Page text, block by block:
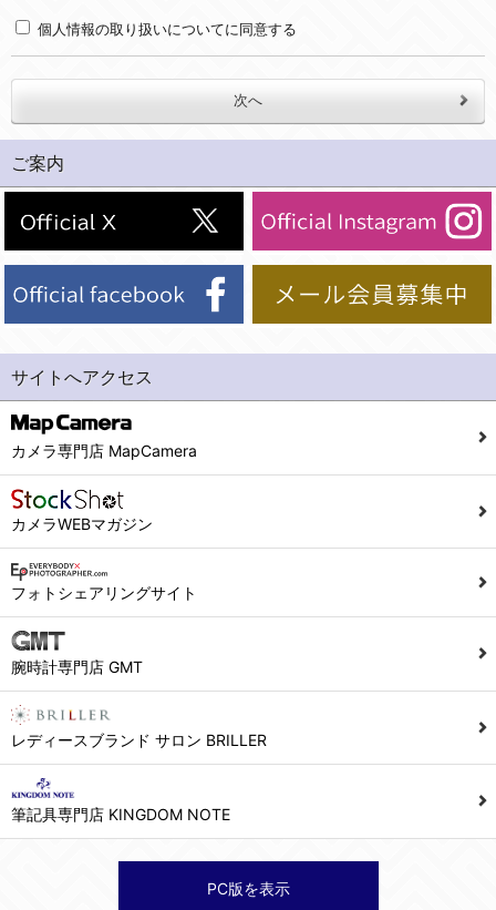
・お問合せへの対応のため
(2)法令等により開示を求められた場合。
(5)業務を円滑に進めるために、外部業者に個人データの一部又は全部の処理を委託する場合（ただし、委託する場合は委託した個人データの安全管理が図られるように、委託先に対する必要かつ適切な監督を行ないます）。
当社への個人情報の提供はお客様の任意ですが、必要な個人情報をご提供いただけない場合、当社のサービス等が利用できない場合がありますのでご了承下さい。
５．ご本人が容易に知覚できない方法による個人情報の取得
６．個人情報に関するお問合せ対応
(1)当社は、当社の保有する個人データに関し、ご本人から利用目的の通知，開示，内容の訂正，追加又は削除，利用の停止，消去及び第三者への提供の停止の請求などがあれば、ご本人の確認をさせていただいた上で、速やかに対応します。また当社の個人情報の取り扱いに関するご質問、ご相談にも対応いたします。尚、シュッピン会員のお客様は、当社が保有する個人データの削除を要求する権利があります。
(2)当社の個人情報に関するお問合せは、以下の窓口で承ります。お問合せの内容により必要な書類提出や質問へのご回答をお願いすることがあります。
シュッピン株式会社 個人情報相談窓口
Mail：privacy@syuppin.com (受付)
個人情報の取り扱いについてに同意する
ご案内
サイトへアクセス
カメラ専門店 MapCamera
カメラWEBマガジン
フォトシェアリングサイト
腕時計専門店 GMT
レディースブランド サロン BRILLER
筆記具専門店 KINGDOM NOTE
PC版を表示